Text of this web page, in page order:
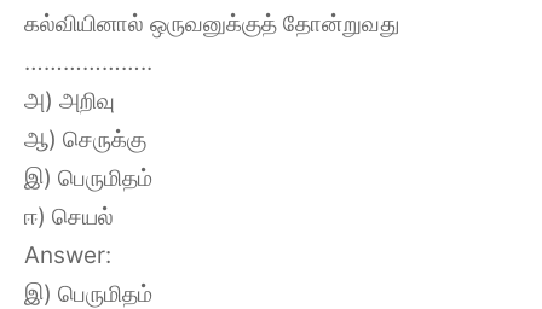
கல்வியினால் ஒருவனுக்குத் தோன்றுவது
………………..
அ) அறிவு
ஆ) செருக்கு
இ) பெருமிதம்
ஈ) செயல்
Answer:
இ) பெருமிதம்